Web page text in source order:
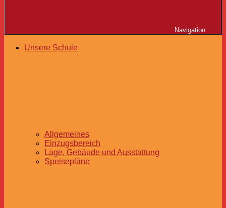
Navigation
Unsere Schule
Allgemeines
Einzugsbereich
Lage, Gebäude und Ausstattung
Speisepläne